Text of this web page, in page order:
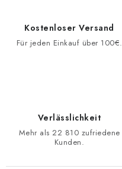
Kostenloser Versand
Für jeden Einkauf über 100€.
Verlässlichkeit
Mehr als 22 810 zufriedene
Kunden.